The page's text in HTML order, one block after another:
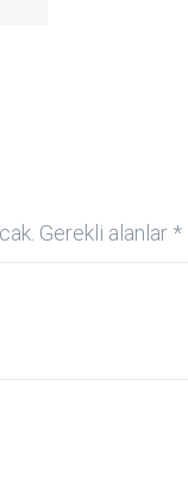
Gerekli alanlar *